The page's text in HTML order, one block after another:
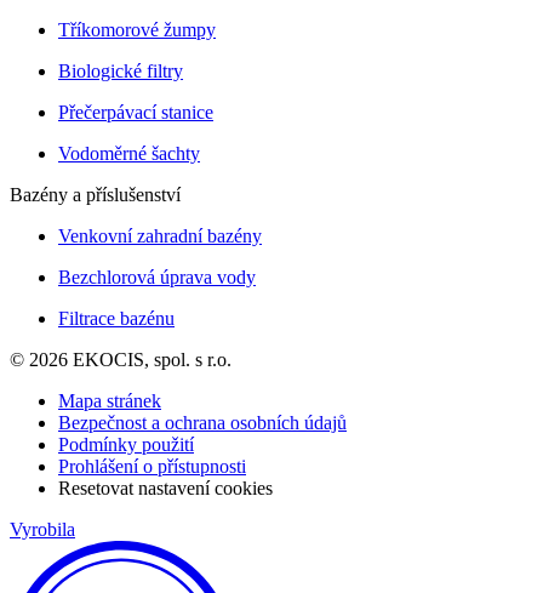
Tříkomorové žumpy
Biologické filtry
Přečerpávací stanice
Vodoměrné šachty
Bazény a příslušenství
Venkovní zahradní bazény
Bezchlorová úprava vody
Filtrace bazénu
© 2026 EKOCIS, spol. s r.o.
Mapa stránek
Bezpečnost a ochrana osobních údajů
Podmínky použití
Prohlášení o přístupnosti
Resetovat nastavení cookies
Vyrobila